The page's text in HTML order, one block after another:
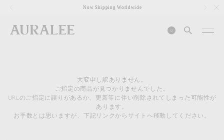
Now Shipping Worldwide
0
大変申し訳ありません。
ご指定の商品が見つかりませんでした。
URLのご指定に誤りがあるか、更新等に伴い削除されてしまった可能性が
あります。
お手数とは思いますが、下記リンクからサイトへ移動してください。